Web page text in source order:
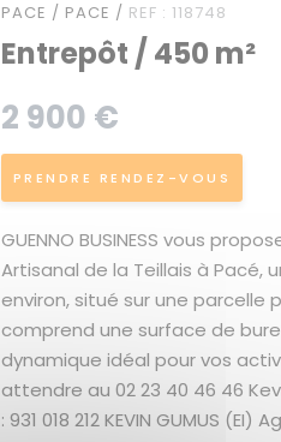
PACE / PACE / REF : 118748
Entrepôt / 450 m²
2 900 €
PRENDRE RENDEZ-VOUS
GUENNO BUSINESS vous
Artisanal de la Teillais à Pacé,
environ, situé sur une parcelle
comprend une surface de
dynamique idéal pour vos
attendre au 02 23 40 46 46
: 931 018 212 KEVIN GUMUS